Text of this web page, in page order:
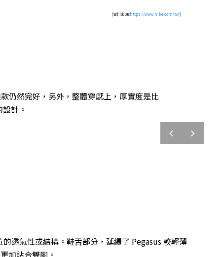
(資料來源:https://www.nike.com/tw/)
仍然完好，另外，整體穿感上，厚實度是比
計。
prev next
透氣性或結構。鞋舌部分，延續了 Pegasus 較輕薄
加貼合雙腳。